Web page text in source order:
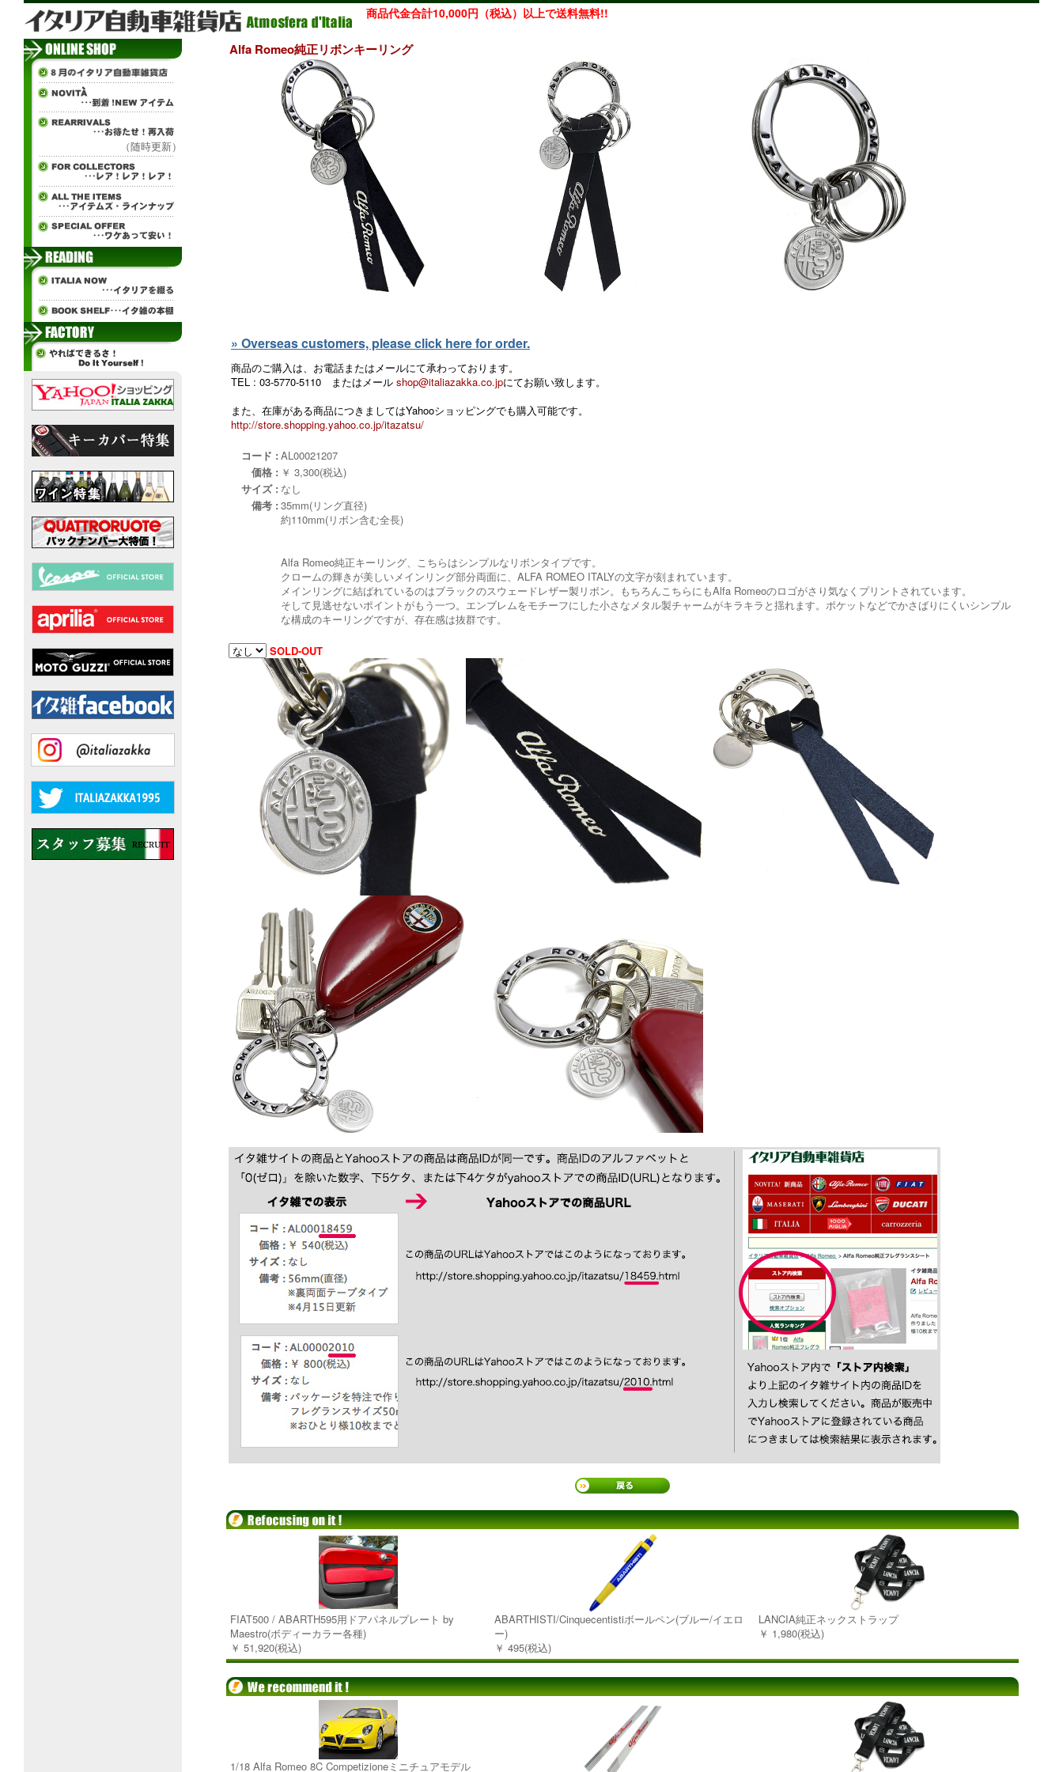
商品代金合計10,000円（税込）以上で送料無料!!
（随時更新）
Alfa Romeo純正リボンキーリング
» Overseas customers, please click here for order.
商品のご購入は、お電話またはメールにて承わっております。
TEL : 03-5770-5110 またはメール shop@italiazakka.co.jpにてお願い致します。
また、在庫がある商品につきましてはYahooショッピングでも購入可能です。
http://store.shopping.yahoo.co.jp/itazatsu/
コード : AL00021207
価格 : ￥ 3,300(税込)
サイズ : なし
備考 : 35mm(リング直径)
約110mm(リボン含む全長)
Alfa Romeo純正キーリング、こちらはシンプルなリボンタイプです。
クロームの輝きが美しいメインリング部分両面に、ALFA ROMEO ITALYの文字が刻まれています。
メインリングに結ばれているのはブラックのスウェードレザー製リボン。もちろんこちらにもAlfa Romeoのロゴがさり気なくプリントされています。
そして見逃せないポイントがもう一つ。エンブレムをモチーフにした小さなメタル製チャームがキラキラと揺れます。ポケットなどでかさばりにくいシンプル
な構成のキーリングですが、存在感は抜群です。
SOLD-OUT
FIAT500 / ABARTH595用ドアパネルプレート by
Maestro(ボディーカラー各種)
￥ 51,920(税込)
ABARTHISTI/Cinquecentistiボールペン(ブルー/イエロ
ー)
￥ 495(税込)
LANCIA純正ネックストラップ
￥ 1,980(税込)
1/18 Alfa Romeo 8C Competizioneミニチュアモデル